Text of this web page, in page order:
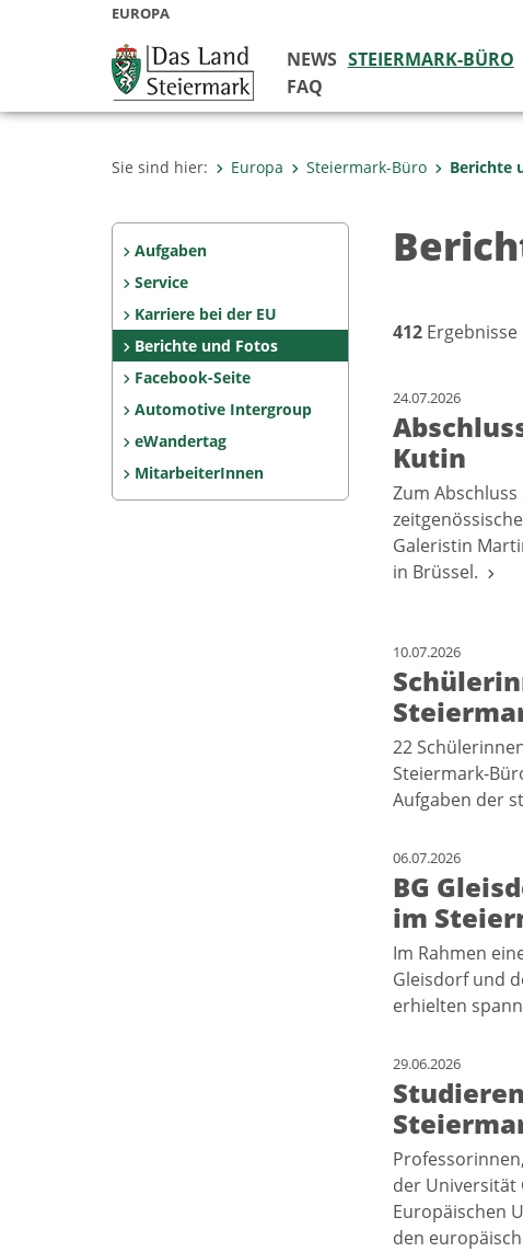
EUROPA
NEWS STEIERMARK-BÜRO
FAQ
Sie sind hier: Europa Steiermark-Büro Berichte
Aufgaben
Service
Karriere bei der EU
Berichte und Fotos
Facebook-Seite
Automotive Intergroup
eWandertag
MitarbeiterInnen
412Ergebnisse
24.07.2026
Kutin
Zum
Galeristin
in Brüssel.
10.07.2026
22
Steiermark-
Aufgaben der
06.07.2026
BG
im
Im Rahmen
Gleisdorf und
erhielten
29.06.2026
der Universität
Europäischen
den